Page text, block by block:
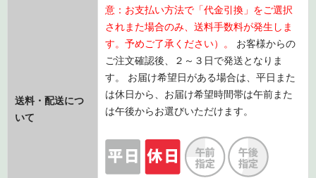
送料・配送につ
いて
意：お支払い方法で「代金引換」をご選択
されまた場合のみ、送料手数料が発生しま
す。予めご了承ください）。 お客様からの
ご注文確認後、２～３日で発送となりま
す。 お届け希望日がある場合は、平日また
は休日から、お届け希望時間帯は午前また
は午後からお選びいただけます。